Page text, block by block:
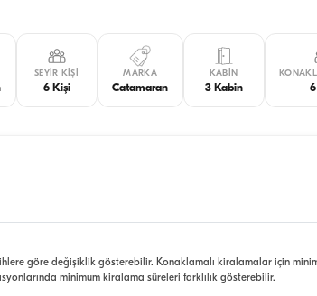
SEYIR KIŞI
6 Kişi
MARKA
Catamaran
KABIN
3 Kabin
göre değişiklik gösterebilir. Konaklamalı kiralamalar için
minimum kiralama süreleri farklılık gösterebilir.